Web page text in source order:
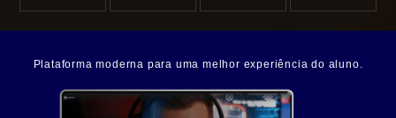
Plataforma moderna para uma melhor experiência do aluno.